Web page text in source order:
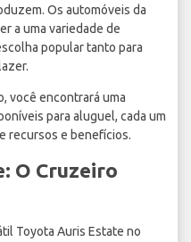
Os automóveis da
a uma variedade de
popular tanto para
você encontrará uma
para aluguel, cada um
recursos e benefícios.
O Cruzeiro
Toyota Auris Estate no